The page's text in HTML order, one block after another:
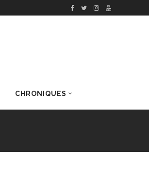
CHRONIQUES
DERNIERS ARTICLES